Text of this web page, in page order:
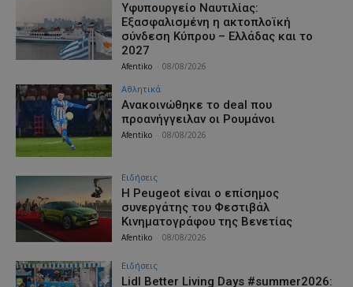
Υφυπουργείο Ναυτιλίας:
Εξασφαλισμένη η ακτοπλοϊκή
σύνδεση Κύπρου – Ελλάδας και το
2027
Afentiko 08/08/2026
Αθλητικά
Aνακοινώθηκε το deal που
προανήγγειλαν οι Ρουμάνοι
Afentiko 08/08/2026
Ειδήσεις
Η Peugeot είναι ο επίσημος
συνεργάτης του Φεστιβάλ
Κινηματογράφου της Βενετίας
Afentiko 08/08/2026
Ειδήσεις
Lidl Better Living Days #summer2026: